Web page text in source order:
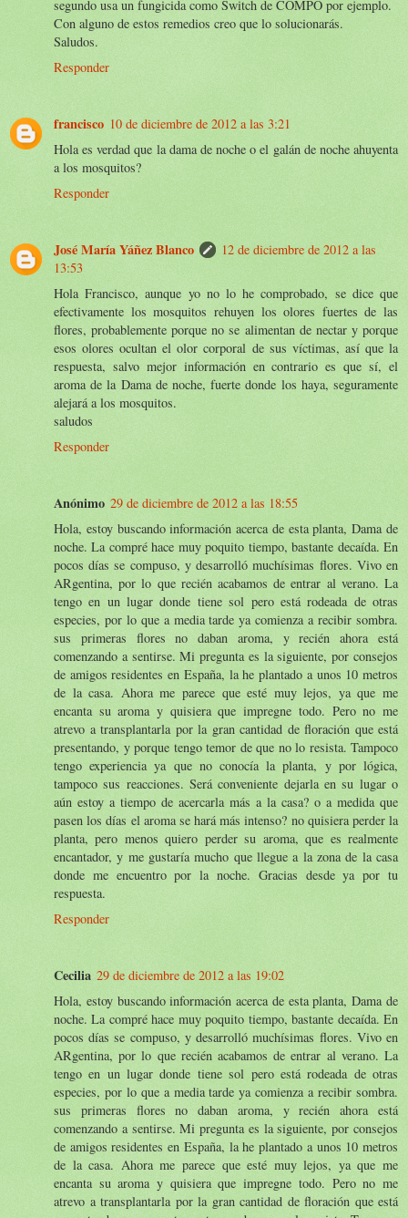
segundo usa un fungicida como Switch de COMPO por ejemplo.
Con alguno de estos remedios creo que lo solucionarás.
Saludos.
Responder
francisco 10 de diciembre de 2012 a las 3:21
Hola es verdad que la dama de noche o el galán de noche ahuyenta
a los mosquitos?
Responder
José María Yáñez Blanco
12 de diciembre de 2012 a las
13:53
Hola Francisco, aunque yo no lo he comprobado, se dice que
efectivamente los mosquitos rehuyen los olores fuertes de las
flores, probablemente porque no se alimentan de nectar y porque
esos olores ocultan el olor corporal de sus víctimas, así que la
respuesta, salvo mejor información en contrario es que sí, el
aroma de la Dama de noche, fuerte donde los haya, seguramente
alejará a los mosquitos.
saludos
Responder
Anónimo 29 de diciembre de 2012 a las 18:55
Hola, estoy buscando información acerca de esta planta, Dama de
noche. La compré hace muy poquito tiempo, bastante decaída. En
pocos días se compuso, y desarrolló muchísimas flores. Vivo en
ARgentina, por lo que recién acabamos de entrar al verano. La
tengo en un lugar donde tiene sol pero está rodeada de otras
especies, por lo que a media tarde ya comienza a recibir sombra.
sus primeras flores no daban aroma, y recién ahora está
comenzando a sentirse. Mi pregunta es la siguiente, por consejos
de amigos residentes en España, la he plantado a unos 10 metros
de la casa. Ahora me parece que esté muy lejos, ya que me
encanta su aroma y quisiera que impregne todo. Pero no me
atrevo a transplantarla por la gran cantidad de floración que está
presentando, y porque tengo temor de que no lo resista. Tampoco
tengo experiencia ya que no conocía la planta, y por lógica,
tampoco sus reacciones. Será conveniente dejarla en su lugar o
aún estoy a tiempo de acercarla más a la casa? o a medida que
pasen los días el aroma se hará más intenso? no quisiera perder la
planta, pero menos quiero perder su aroma, que es realmente
encantador, y me gustaría mucho que llegue a la zona de la casa
donde me encuentro por la noche. Gracias desde ya por tu
respuesta.
Responder
Cecilia 29 de diciembre de 2012 a las 19:02
Hola, estoy buscando información acerca de esta planta, Dama de
noche. La compré hace muy poquito tiempo, bastante decaída. En
pocos días se compuso, y desarrolló muchísimas flores. Vivo en
ARgentina, por lo que recién acabamos de entrar al verano. La
tengo en un lugar donde tiene sol pero está rodeada de otras
especies, por lo que a media tarde ya comienza a recibir sombra.
sus primeras flores no daban aroma, y recién ahora está
comenzando a sentirse. Mi pregunta es la siguiente, por consejos
de amigos residentes en España, la he plantado a unos 10 metros
de la casa. Ahora me parece que esté muy lejos, ya que me
encanta su aroma y quisiera que impregne todo. Pero no me
atrevo a transplantarla por la gran cantidad de floración que está